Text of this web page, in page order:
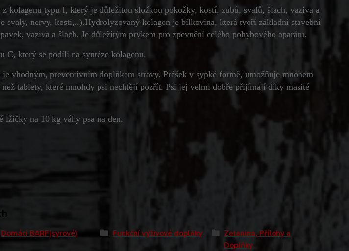
kolagenu typu I, který je důležitou složkou pokožky, kostí, zubů, svalů, šlach, vaziva a
svaly, nervy, kosti,..).Hydrolyzovaný kolagen je bílkovina, která tvoří základní stavební
vaziva a šlach. Je důležitým prvkem pro zpevnění celého pohybového aparátu.
C, který se podílí na syntéze kolagenu.
vhodným, preventivním doplňkem stravy. Prášek v sypké formě, umožňuje mnohem
tablety, které mnohdy psi nechtějí pozřít. Psi jej velmi dobře přijímají díky masité
lžičky na 10 kg váhy psa na den.
Domácí BARF(syrové) Funkční výživové doplňky
Zelenina, Přílohy a
Doplňky